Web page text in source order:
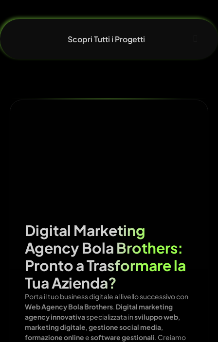
Scopri Tutti i Progetti
Digital Marketing
Agency Bola Brothers:
Pronto a Trasformare la
Tua Azienda?
Porta il tuo business digitale al livello successivo con
Web Agency Bola Brothers. Digital marketing
agency innovativaspecializzata insviluppo web,
marketing digitale,gestione social media,
formazione onlineesoftware gestionali. Creiamo